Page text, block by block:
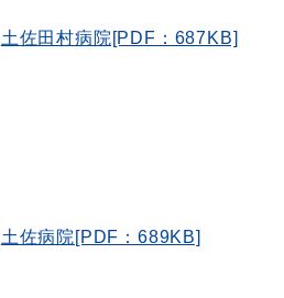
土佐田村病院[PDF：687KB]
土佐病院[PDF：689KB]